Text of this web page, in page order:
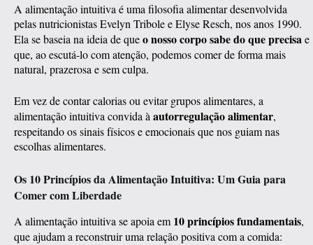
A alimentação intuitiva é uma filosofia alimentar desenvolvida
pelas nutricionistas Evelyn Tribole e Elyse Resch, nos anos 1990.
Ela se baseia na ideia de queo nosso corpo sabe do que precisa e
que, ao escutá-lo com atenção, podemos comer de forma mais
natural, prazerosa e sem culpa.
Em vez de contar calorias ou evitar grupos alimentares, a
alimentação intuitiva convida à autorregulação alimentar,
respeitando os sinais físicos e emocionais que nos guiam nas
escolhas alimentares.
Os 10 Princípios da Alimentação Intuitiva: Um Guia para
Comer com Liberdade
A alimentação intuitiva se apoia em 10 princípios fundamentais,
que ajudam a reconstruir uma relação positiva com a comida: